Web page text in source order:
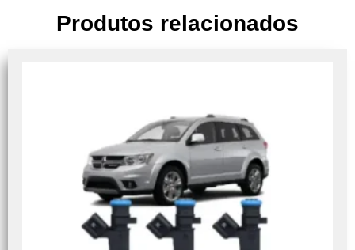
Produtos relacionados